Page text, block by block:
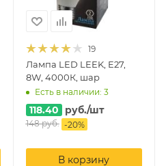
19
Лампа LED LEEK, E27,
8W, 4000К, шар
Есть в наличии: 3
118.40 руб./шт
148руб. -20%
В корзину